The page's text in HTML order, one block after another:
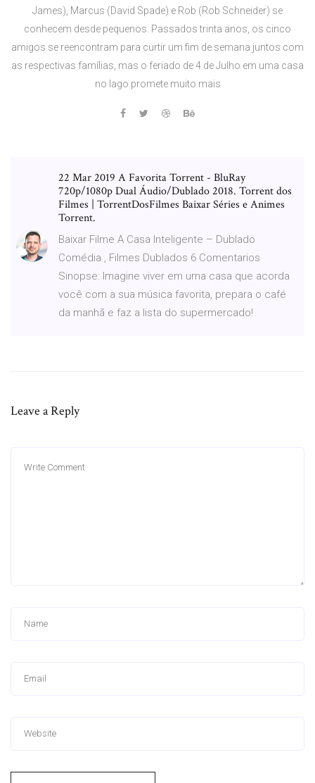
James), Marcus (David Spade) e Rob (Rob Schneider) se
conhecem desde pequenos. Passados trinta anos, os cinco
amigos se reencontram para curtir um fim de semana juntos com
as respectivas famílias, mas o feriado de 4 de Julho em uma casa
no lago promete muito mais
22 Mar 2019 A Favorita Torrent - BluRay
720p/1080p Dual Áudio/Dublado 2018. Torrent dos
Filmes | TorrentDosFilmes Baixar Séries e Animes
Torrent.
Baixar Filme A Casa Inteligente – Dublado
Comédia , Filmes Dublados 6 Comentarios
Sinopse: Imagine viver em uma casa que acorda
você com a sua música favorita, prepara o café
da manhã e faz a lista do supermercado!
Leave a Reply